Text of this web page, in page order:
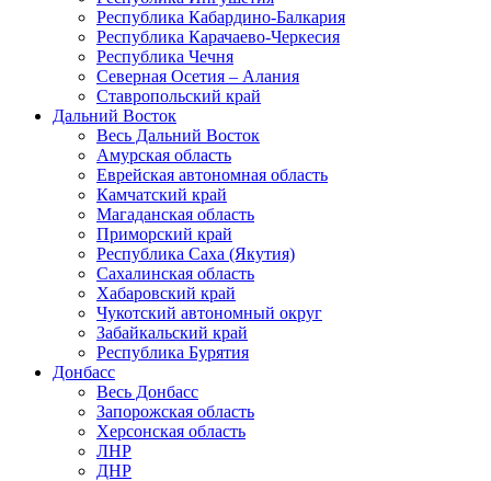
Республика Кабардино-Балкария
Республика Карачаево-Черкесия
Республика Чечня
Северная Осетия – Алания
Ставропольский край
Дальний Восток
Весь Дальний Восток
Амурская область
Еврейская автономная область
Камчатский край
Магаданская область
Приморский край
Республика Саха (Якутия)
Сахалинская область
Хабаровский край
Чукотский автономный округ
Забайкальский край
Республика Бурятия
Донбасс
Весь Донбасс
Запорожская область
Херсонская область
ЛНР
ДНР